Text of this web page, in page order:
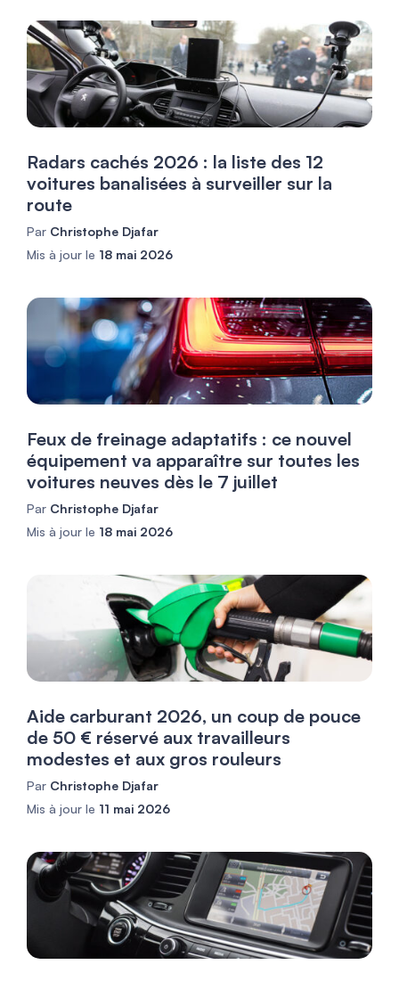
Radars cachés 2026 : la liste des 12
voitures banalisées à surveiller sur la
route
Par Christophe Djafar
Mis à jour le 18 mai 2026
Feux de freinage adaptatifs : ce nouvel
équipement va apparaître sur toutes les
voitures neuves dès le 7 juillet
Par Christophe Djafar
Mis à jour le 18 mai 2026
Aide carburant 2026, un coup de pouce
de 50 € réservé aux travailleurs
modestes et aux gros rouleurs
Par Christophe Djafar
Mis à jour le 11 mai 2026